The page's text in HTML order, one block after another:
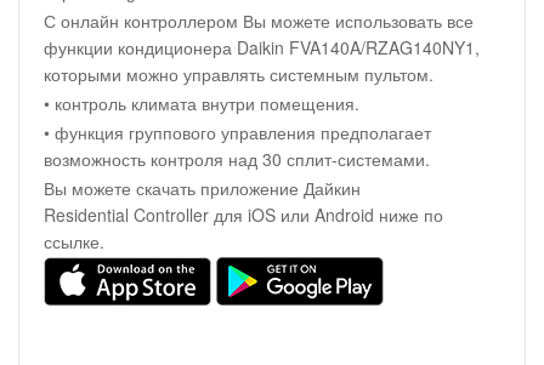
С онлайн контроллером Вы можете использовать все
функции кондиционера Daikin FVA140A/RZAG140NY1,
которыми можно управлять системным пультом.
• контроль климата внутри помещения.
• функция группового управления предполагает
возможность контроля над 30 сплит-системами.
Вы можете скачать приложение Дайкин
Residential Controller для iOS или Android ниже по
ссылке.